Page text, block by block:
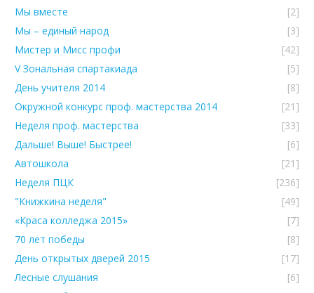
Мы вместе
[2]
Мы – единый народ
[3]
Мистер и Мисс профи
[42]
V Зональная спартакиада
[5]
День учителя 2014
[8]
Окружной конкурс проф. мастерства 2014
[21]
Неделя проф. мастерства
[33]
Дальше! Выше! Быстрее!
[6]
Автошкола
[21]
Неделя ПЦК
[236]
"Книжкина неделя"
[49]
«Краса колледжа 2015»
[7]
70 лет победы
[8]
День открытых дверей 2015
[17]
Лесные слушания
[6]